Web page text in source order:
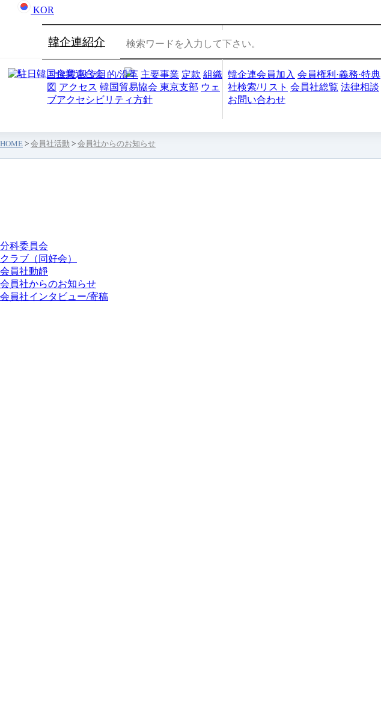
韓企連紹介
ご挨拶 設立目的/沿革 主要事業 定款 組織
図 アクセス 韓国貿易協会 東京支部 ウェ
ブアクセシビリティ方針
会員社加入・検索
韓企連会員加入 会員権利·義務·特典
社検索/リスト 会員社総覧 法律相談
お問い合わせ
KOR
HOME > 会員社活動 > 会員社からのお知らせ
分科委員会
クラブ（同好会）
会員社動靜
会員社からのお知らせ
会員社インタビュー/寄稿